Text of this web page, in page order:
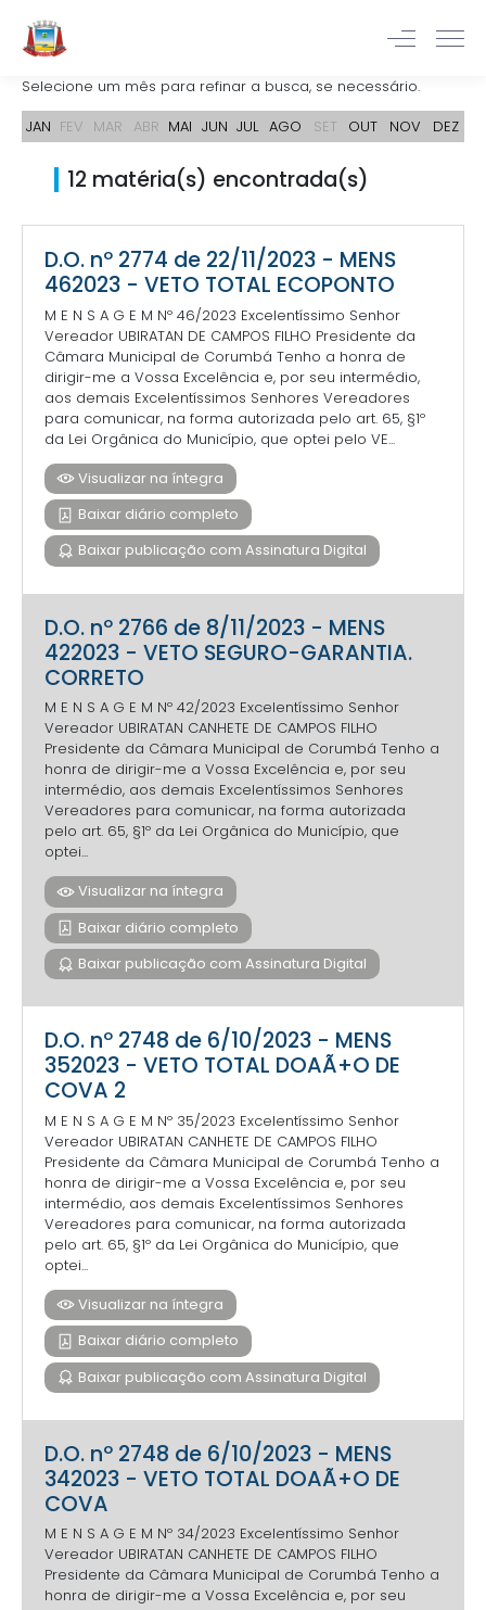
Selecione um mês para refinar a busca, se necessário.
JAN FEV MAR ABR MAI JUN JUL AGO SET OUT NOV DEZ
12 matéria(s) encontrada(s)
D.O. nº 2774 de 22/11/2023 - MENS
462023 - VETO TOTAL ECOPONTO
M E N S A G E M Nº 46/2023 Excelentíssimo Senhor
Vereador UBIRATAN DE CAMPOS FILHO Presidente da
Câmara Municipal de Corumbá Tenho a honra de
dirigir-me a Vossa Excelência e, por seu intermédio,
aos demais Excelentíssimos Senhores Vereadores
para comunicar, na forma autorizada pelo art. 65, §1º
da Lei Orgânica do Município, que optei pelo VE...
Visualizar na íntegra
Baixar diário completo
Baixar publicação com Assinatura Digital
D.O. nº 2766 de 8/11/2023 - MENS
422023 - VETO SEGURO-GARANTIA.
CORRETO
M E N S A G E M Nº 42/2023 Excelentíssimo Senhor
Vereador UBIRATAN CANHETE DE CAMPOS FILHO
Presidente da Câmara Municipal de Corumbá Tenho a
honra de dirigir-me a Vossa Excelência e, por seu
intermédio, aos demais Excelentíssimos Senhores
Vereadores para comunicar, na forma autorizada
pelo art. 65, §1º da Lei Orgânica do Município, que
optei...
Visualizar na íntegra
Baixar diário completo
Baixar publicação com Assinatura Digital
D.O. nº 2748 de 6/10/2023 - MENS
352023 - VETO TOTAL DOAÃ+O DE
COVA 2
M E N S A G E M Nº 35/2023 Excelentíssimo Senhor
Vereador UBIRATAN CANHETE DE CAMPOS FILHO
Presidente da Câmara Municipal de Corumbá Tenho a
honra de dirigir-me a Vossa Excelência e, por seu
intermédio, aos demais Excelentíssimos Senhores
Vereadores para comunicar, na forma autorizada
pelo art. 65, §1º da Lei Orgânica do Município, que
optei...
Visualizar na íntegra
Baixar diário completo
Baixar publicação com Assinatura Digital
D.O. nº 2748 de 6/10/2023 - MENS
342023 - VETO TOTAL DOAÃ+O DE
COVA
M E N S A G E M Nº 34/2023 Excelentíssimo Senhor
Vereador UBIRATAN CANHETE DE CAMPOS FILHO
Presidente da Câmara Municipal de Corumbá Tenho a
honra de dirigir-me a Vossa Excelência e, por seu